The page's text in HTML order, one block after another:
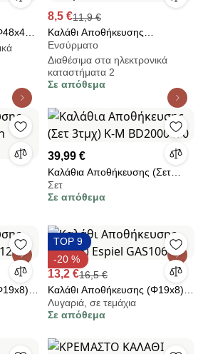
8,5 €11,9 €
Καλάθι Αποθήκευσης
(30x15.5x13) Estia Cage Μαύρο
02-27667
Ενσύρματο
Διαθέσιμα στα ηλεκτρονικά
καταστήματα 2
Σε απόθεμα
39,99 €
Καλάθια Αποθήκευσης (Σετ
3τμχ) K-M BD2000470
Σετ
Σε απόθεμα
TOP 9
-20 %
13,2 €16,5 €
Καλάθι Αποθήκευσης (Φ19x8)
Espiel GAS106
Λυγαριά, σε τεμάχια
Σε απόθεμα